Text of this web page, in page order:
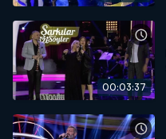
00:03:37